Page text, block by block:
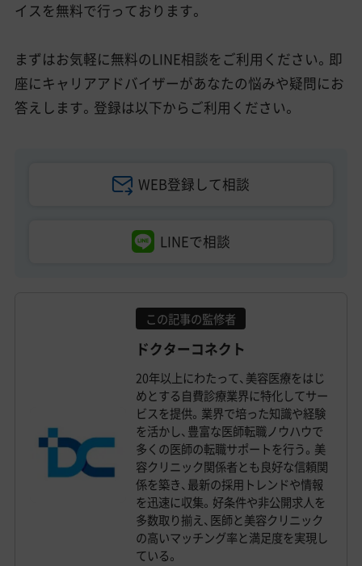
イスを無料で行っております。
まずはお気軽に無料のLINE相談をご利用ください。即
座にキャリアアドバイザーがあなたの悩みや疑問にお
答えします。登録は以下からご利用ください。
WEB登録して相談
LINEで相談
この記事の監修者
ドクターコネクト
20年以上にわたって、美容医療をはじ
めとする自費診療業界に特化してサー
ビスを提供。業界で培った知識や経験
を活かし、豊富な医師転職ノウハウで
多くの医師の転職サポートを行う。美
容クリニック関係者とも良好な信頼関
係を築き、最新の採用トレンドや情報
を迅速に収集。好条件や非公開求人を
多数取り揃え、医師と美容クリニック
の高いマッチング率と満足度を実現し
ている。